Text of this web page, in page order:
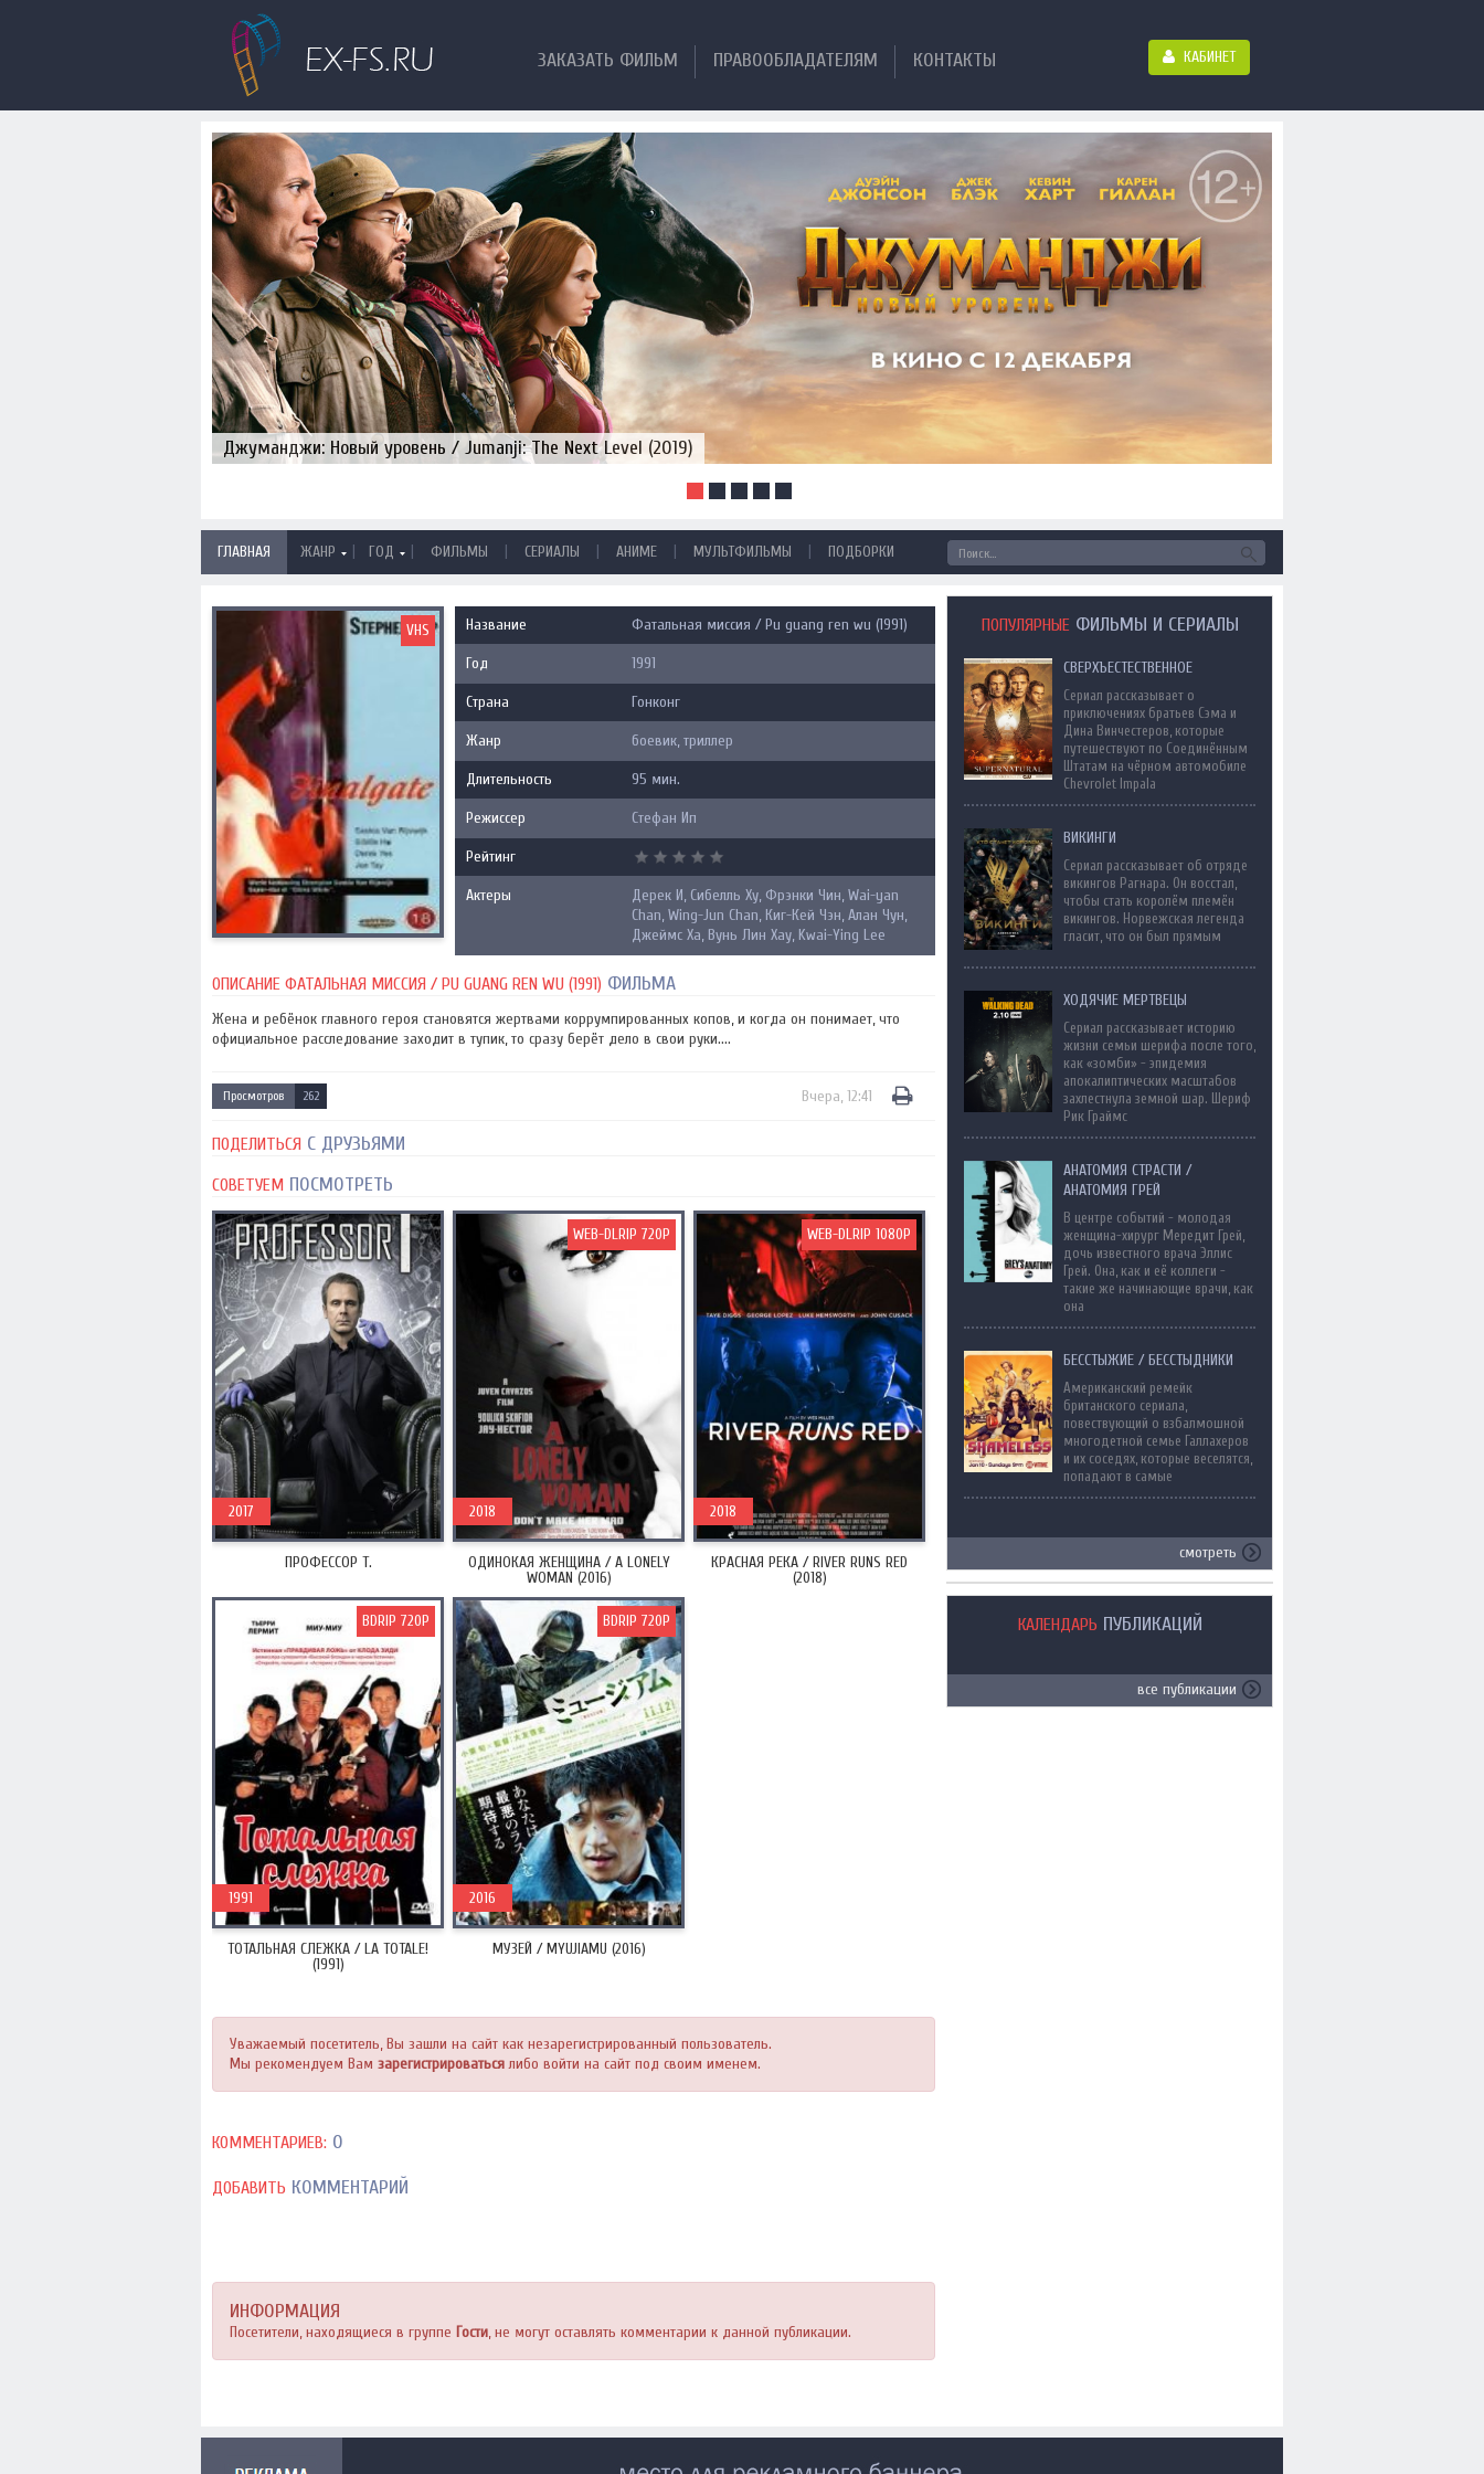
ЗАКАЗАТЬ ФИЛЬМ ПРАВООБЛАДАТЕЛЯМ КОНТАКТЫ КАБИНЕТ
Джуманджи: Новый уровень / Jumanji: The Next Level (2019)
ГЛАВНАЯ ЖАНР | ГОД | ФИЛЬМЫ | СЕРИАЛЫ | АНИМЕ | МУЛЬТФИЛЬМЫ | ПОДБОРКИ
VHS Название Фатальная миссия / Pu guang ren wu (1991)
Год 1991
Страна Гонконг
Жанр боевик, триллер
Длительность 95 мин.
Режиссер Стефан Ип
Рейтинг
Актеры
Дерек И, Сибелль Ху, Фрэнки Чин, Wai-yan
Chan, Wing-Jun Chan, Киг-Кей Чэн, Алан Чун,
Джеймс Ха, Вунь Лин Хау, Kwai-Ying Lee
ОПИСАНИЕ ФАТАЛЬНАЯ МИССИЯ / PU GUANG REN WU (1991) ФИЛЬМА
Жена и ребёнок главного героя становятся жертвами коррумпированных копов, и когда он понимает, что
официальное расследование заходит в тупик, то сразу берёт дело в свои руки....
Просмотров 262 Вчера, 12:41
ПОДЕЛИТЬСЯ С ДРУЗЬЯМИ
СОВЕТУЕМ ПОСМОТРЕТЬ
ПРОФЕССОР Т.
2017
ОДИНОКАЯ ЖЕНЩИНА / A LONELY
WOMAN (2016)
2018
WEB-DLRIP 720P
КРАСНАЯ РЕКА / RIVER RUNS RED
(2018)
2018
WEB-DLRIP 1080P
ТОТАЛЬНАЯ СЛЕЖКА / LA TOTALE!
(1991)
1991
BDRIP 720P
МУЗЕЙ / MYUJIAMU (2016)
2016
BDRIP 720P
Уважаемый посетитель, Вы зашли на сайт как незарегистрированный пользователь.
Мы рекомендуем Вам зарегистрироватьсялибо войти на сайт под своим именем.
КОММЕНТАРИЕВ: 0
ДОБАВИТЬ КОММЕНТАРИЙ
ИНФОРМАЦИЯ
Посетители, находящиеся в группе Гости, не могут оставлять комментарии к данной публикации.
ПОПУЛЯРНЫЕ ФИЛЬМЫ И СЕРИАЛЫ
СВЕРХЪЕСТЕСТВЕННОЕ
Сериал рассказывает о
приключениях братьев Сэма и
Дина Винчестеров, которые
путешествуют по Соединённым
Штатам на чёрном автомобиле
Chevrolet Impala
ВИКИНГИ
Сериал рассказывает об отряде
викингов Рагнара. Он восстал,
чтобы стать королём племён
викингов. Норвежская легенда
гласит, что он был прямым
ХОДЯЧИЕ МЕРТВЕЦЫ
Сериал рассказывает историю
жизни семьи шерифа после того,
как «зомби» - эпидемия
апокалиптических масштабов
захлестнула земной шар. Шериф
Рик Граймс
АНАТОМИЯ СТРАСТИ /
АНАТОМИЯ ГРЕЙ
В центре событий - молодая
женщина-хирург Мередит Грей,
дочь известного врача Эллис
Грей. Она, как и её коллеги -
такие же начинающие врачи, как
она
БЕССТЫЖИЕ / БЕССТЫДНИКИ
Американский ремейк
британского сериала,
повествующий о взбалмошной
многодетной семье Галлахеров
и их соседях, которые веселятся,
попадают в самые
смотреть
КАЛЕНДАРЬ ПУБЛИКАЦИЙ
все публикации